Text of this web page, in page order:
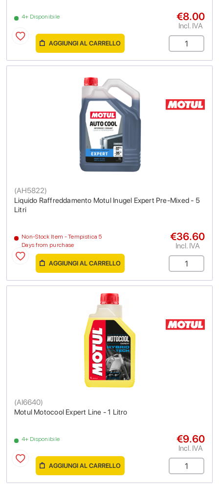
4+ Disponibile €8.00
Incl. IVA
AGGIUNGI AL CARRELLO
Liquido Raffreddamento Motul Inugel Expert Pre-Mixed - 5
Litri
(AH5822)
Non-Stock Item - Tempistica 5
Days from purchase
€36.60
Incl. IVA
AGGIUNGI AL CARRELLO
Motul Motocool Expert Line - 1 Litro
(AI6640)
4+ Disponibile €9.60
Incl. IVA
AGGIUNGI AL CARRELLO